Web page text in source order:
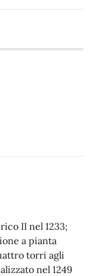
II nel 1233;
a pianta
torri agli
nel 1249